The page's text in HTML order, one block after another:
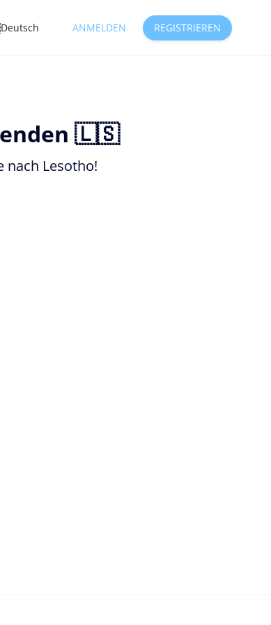
Deutsch ANMELDEN REGISTRIEREN
🇱🇸
nach Lesotho!